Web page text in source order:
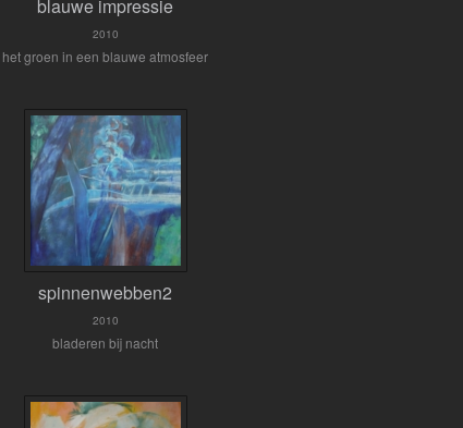
blauwe impressie
2010
het groen in een blauwe atmosfeer
spinnenwebben2
2010
bladeren bij nacht